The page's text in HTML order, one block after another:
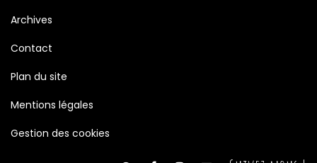
Archives
Contact
Plan du site
Mentions légales
Gestion des cookies